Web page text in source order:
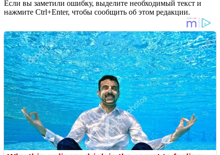
Если вы заметили ошибку, выделите необходимый текст и
нажмите Ctrl+Enter, чтобы сообщить об этом редакции.